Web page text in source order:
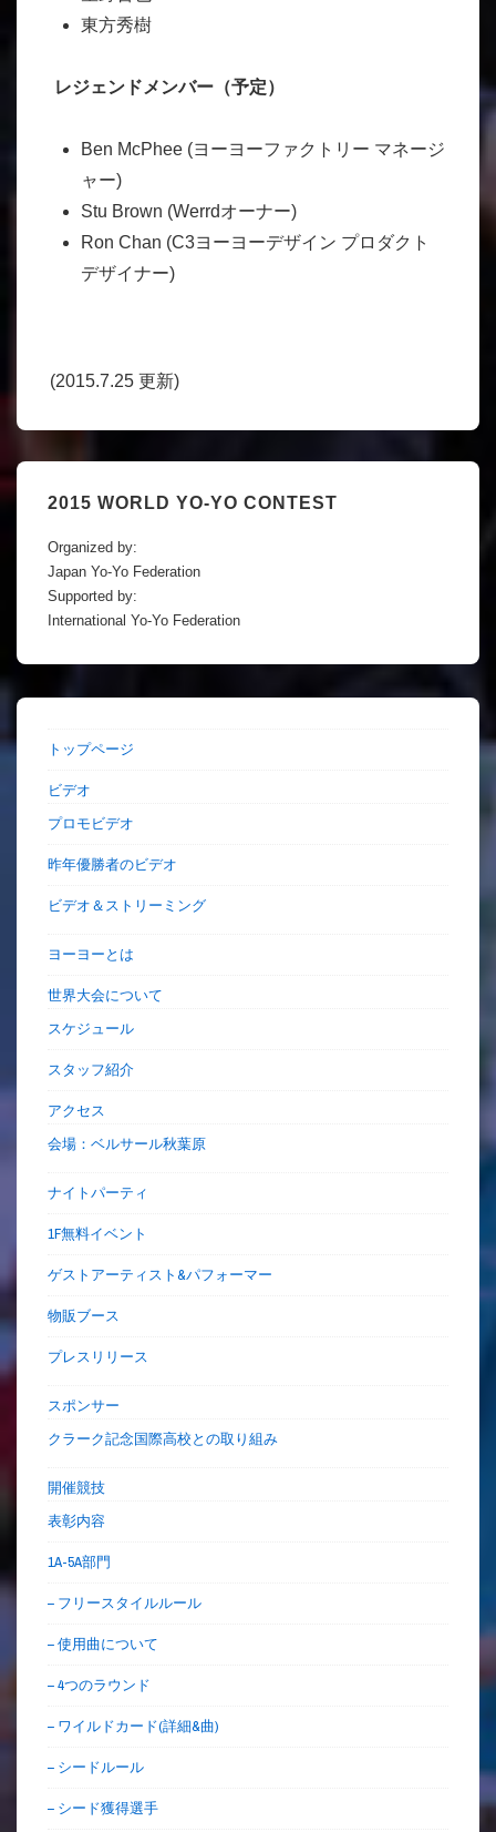
東方秀樹
レジェンドメンバー（予定）
Ben McPhee (ヨーヨーファクトリー マネージ
ャー)
Stu Brown (Werrdオーナー)
Ron Chan (C3ヨーヨーデザイン プロダクト
デザイナー)
(2015.7.25 更新)
2015 WORLD YO-YO CONTEST
Organized by:
Japan Yo-Yo Federation
Supported by:
International Yo-Yo Federation
トップページ
ビデオ
プロモビデオ
昨年優勝者のビデオ
ビデオ＆ストリーミング
ヨーヨーとは
世界大会について
スケジュール
スタッフ紹介
アクセス
会場：ベルサール秋葉原
ナイトパーティ
1F無料イベント
ゲストアーティスト&パフォーマー
物販ブース
プレスリリース
スポンサー
クラーク記念国際高校との取り組み
開催競技
表彰内容
1A-5A部門
– フリースタイルルール
– 使用曲について
– 4つのラウンド
– ワイルドカード(詳細&曲)
– シードルール
– シード獲得選手